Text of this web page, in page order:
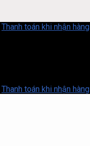
Thanh toán khi nhận hàng
Thanh toán khi nhận hàng